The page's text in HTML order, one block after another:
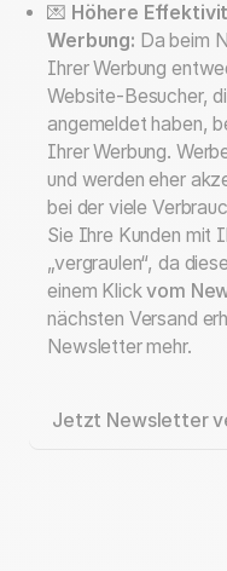
💌 Höhere
Werbung: Da beim
Ihrer Werbung
Website-Besucher,
angemeldet haben,
Ihrer Werbung.
und werden eher
bei der viele
Sie Ihre Kunden mit
„vergraulen“, da
einem Klickvom
nächsten Versand
Newsletter mehr.
Jetzt Newsletter